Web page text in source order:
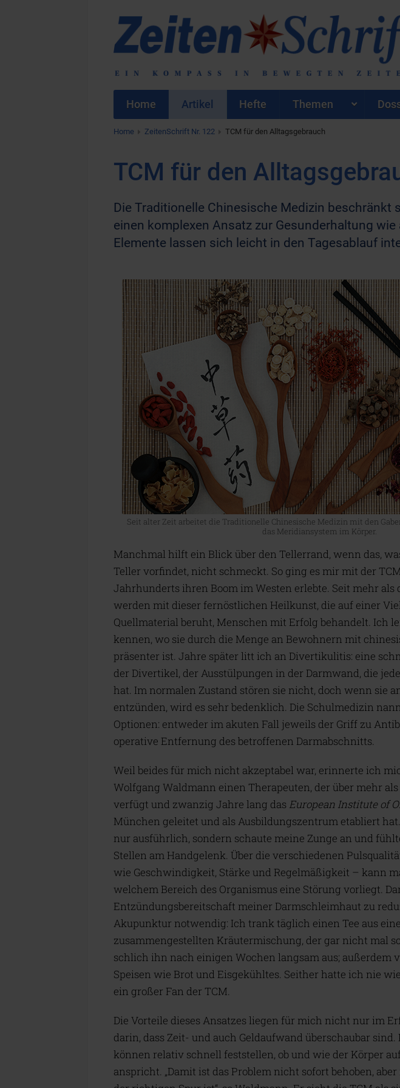
Home Artikel Hefte Themen
Home ZeitenSchrift Nr. 122 TCM für den Alltagsgebrauch
TCM für den
Die Traditionelle Chinesische Medizin
einen komplexen Ansatz zur Gesunderhaltung
Elemente lassen sich leicht in den Tagesablauf
Seit alter Zeit arbeitet die Traditionelle Chinesische Medizin mit den
das Meridiansystem im Körper.
Manchmal hilft ein Blick über den Tellerrand, wenn das,
Teller vorfindet, nicht schmeckt. So ging es mir mit der
Jahrhunderts ihren Boom im Westen erlebte. Seit mehr als
werden mit dieser fernöstlichen Heilkunst, die auf einer
Quellmaterial beruht, Menschen mit Erfolg behandelt. Ich
kennen, wo sie durch die Menge an Bewohnern mit
präsenter ist. Jahre später litt ich an Divertikulitis: eine
der Divertikel, der Ausstülpungen in der Darmwand, die
hat. Im normalen Zustand stören sie nicht, doch wenn sie
entzünden, wird es sehr bedenklich. Die Schulmedizin
Optionen: entweder im akuten Fall jeweils der Griff zu
operative Entfernung des betroffenen Darmabschnitts.
Weil beides für mich nicht akzeptabel war, erinnerte ich
Wolfgang Waldmann einen Therapeuten, der über mehr
verfügt und zwanzig Jahre lang das European Institute of
München geleitet und als Ausbildungszentrum etabliert
nur ausführlich, sondern schaute meine Zunge an und
Stellen am Handgelenk. Über die verschiedenen
wie Geschwindigkeit, Stärke und Regelmäßigkeit – kann
welchem Bereich des Organismus eine Störung vorliegt.
Entzündungsbereitschaft meiner Darmschleimhaut zu
Akupunktur notwendig: Ich trank täglich einen Tee aus
zusammengestellten Kräutermischung, der gar nicht mal
schlich ihn nach einigen Wochen langsam aus; außerdem
Speisen wie Brot und Eisgekühltes. Seither hatte ich nie
ein großer Fan der TCM.
Die Vorteile dieses Ansatzes liegen für mich nicht nur im
darin, dass Zeit- und auch Geldaufwand überschaubar
können relativ schnell feststellen, ob und wie der Körper
anspricht. „Damit ist das Problem nicht sofort behoben,